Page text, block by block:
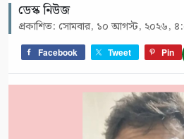
ডেস্ক নিউজ
প্রকাশিত: সোমবার, ১০ আগস্ট, ২০২৬,
Facebook Tweet Pin